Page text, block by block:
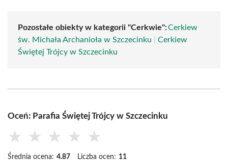
Pozostałe obiekty w kategorii "Cerkwie":Cerkiew
św. Michała Archanioła w Szczecinku
Cerkiew
Świętej Trójcy w Szczecinku
Oceń: Parafia Świętej Trójcy w Szczecinku
★ ★ ★ ★ ★
Średnia ocena: 4.87 Liczba ocen: 11